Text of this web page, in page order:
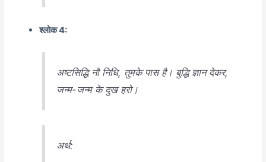
श्लोक 4:
अष्टसिद्धि नौ निधि, तुमके पास है। बुद्धि ज्ञान देकर,
जन्म-जन्म के दुख हरो।
अर्थ: